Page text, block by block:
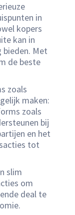
in
kopers
kan in
Met
de beste
zoals
maken:
zoals
bij
en het
tot
slim
om
deal te